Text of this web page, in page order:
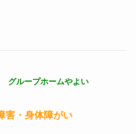
グループホームやよい
害・身体障がい